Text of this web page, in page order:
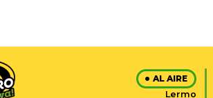
AL AIRE
Lermo